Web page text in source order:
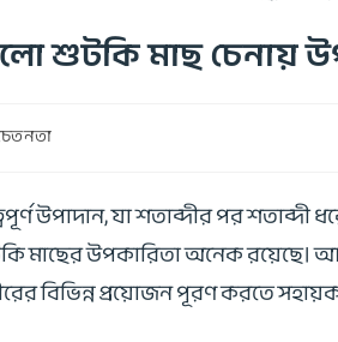
শুটকি মাছ চেনায়
উপাদান, যা শতাব্দীর পর
উপকারিতা অনেক রয়েছে।
বিভিন্ন প্রয়োজন পূরণ করতে